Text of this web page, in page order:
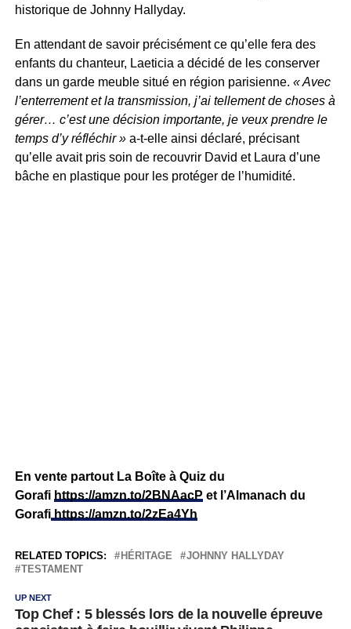
historique de Johnny Hallyday.
En attendant de savoir précisément ce qu’elle fera des
enfants du chanteur, Laeticia a décidé de les conserver
dans un garde meuble situé en région parisienne. « Avec
l’enterrement et la transmission, j’ai tellement de choses à
gérer… c’est une décision importante, je veux prendre le
temps d’y réfléchir »a-t-elle ainsi déclaré, précisant
qu’elle avait pris soin de recouvrir David et Laura d’une
bâche en plastique pour les protéger de l’humidité.
En vente partout La Boîte à Quiz du
Gorafi https://amzn.to/2BNAacP et l’Almanach du
Gorafihttps://amzn.to/2zEa4Yh
RELATED TOPICS: HÉRITAGE
JOHNNY HALLYDAY
TESTAMENT
UP NEXT
Top Chef : 5 blessés lors de la nouvelle épreuve